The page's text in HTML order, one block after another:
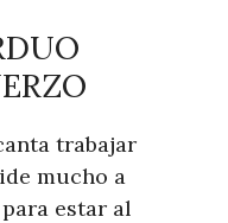
trabajar
mucho a
estar al